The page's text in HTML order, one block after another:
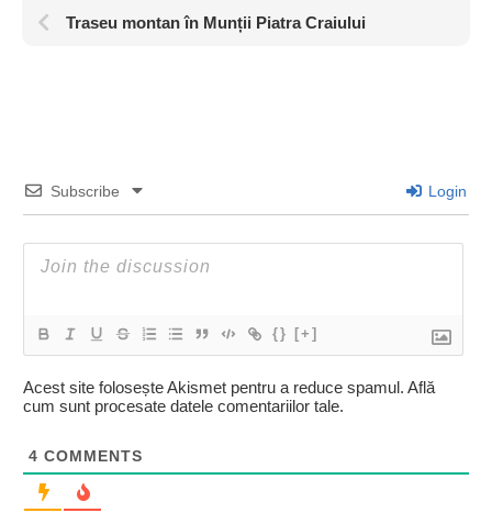
Traseu montan în Munții Piatra Craiului
Subscribe Login
{} [+]
Acest site folosește Akismet pentru a reduce spamul. Află
cum sunt procesate datele comentariilor tale.
4 COMMENTS